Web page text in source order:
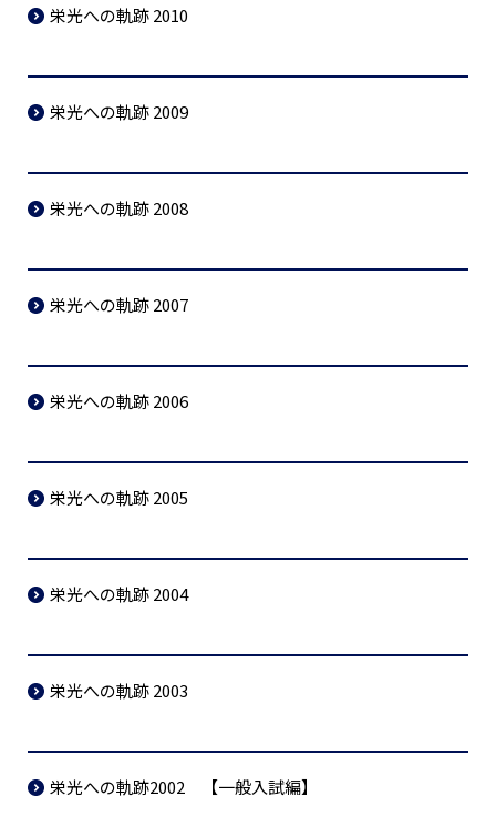
栄光への軌跡 2010
栄光への軌跡 2009
栄光への軌跡 2008
栄光への軌跡 2007
栄光への軌跡 2006
栄光への軌跡 2005
栄光への軌跡 2004
栄光への軌跡 2003
栄光への軌跡2002 【一般入試編】